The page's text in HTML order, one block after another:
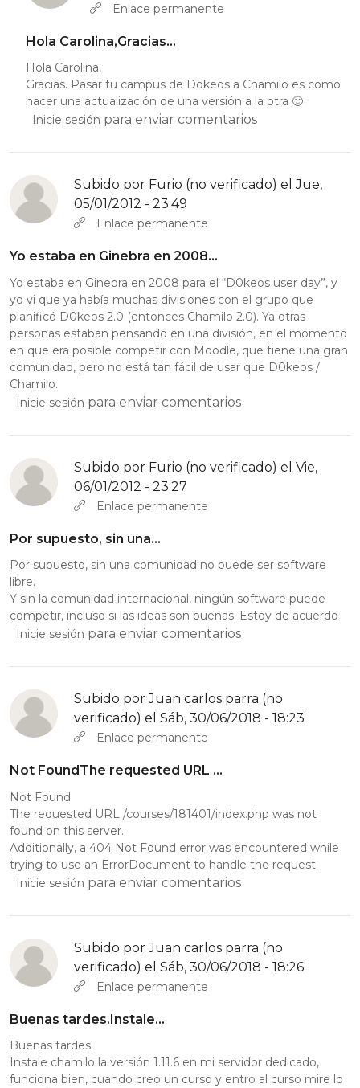
En respuesta a Hola Yannick, de casualidad…
Enlace permanente
Hola Carolina,Gracias…
Hola Carolina,
Gracias. Pasar tu campus de Dokeos a Chamilo es como
hacer una actualización de una versión a la otra 🙂
Inicie sesión para enviar comentarios
Subido por Furio (no verificado) el Jue,
05/01/2012 - 23:49
Enlace permanente
Yo estaba en Ginebra en 2008…
Yo estaba en Ginebra en 2008 para el “D0keos user day”, y
yo vi que ya había muchas divisiones con el grupo que
planificó D0keos 2.0 (entonces Chamilo 2.0). Ya otras
personas estaban pensando en una división, en el momento
en que era posible competir con Moodle, que tiene una gran
comunidad, pero no está tan fácil de usar que D0keos /
Chamilo.
Inicie sesión para enviar comentarios
Subido por Furio (no verificado) el Vie,
06/01/2012 - 23:27
Enlace permanente
Por supuesto, sin una…
Por supuesto, sin una comunidad no puede ser software
libre.
Y sin la comunidad internacional, ningún software puede
competir, incluso si las ideas son buenas: Estoy de acuerdo
Inicie sesión para enviar comentarios
Subido porJuan carlos parra (no
verificado) el Sáb, 30/06/2018 - 18:23
Enlace permanente
Not FoundThe requested URL …
Not Found
The requested URL /courses/181401/index.php was not
found on this server.
Additionally, a 404 Not Found error was encountered while
trying to use an ErrorDocument to handle the request.
Inicie sesión para enviar comentarios
Subido porJuan carlos parra (no
verificado) el Sáb, 30/06/2018 - 18:26
Enlace permanente
Buenas tardes.Instale…
Buenas tardes.
Instale chamilo la versión 1.11.6 en mi servidor dedicado,
funciona bien, cuando creo un curso y entro al curso mire lo